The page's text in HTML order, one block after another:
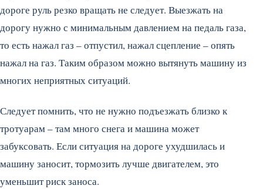
дороге руль резко вращать не следует. Выезжать на
дорогу нужно с минимальным давлением на педаль газа,
то есть нажал газ – отпустил, нажал сцепление – опять
нажал на газ. Таким образом можно вытянуть машину из
многих неприятных ситуаций.
Следует помнить, что не нужно подъезжать близко к
тротуарам – там много снега и машина может
забуксовать. Если ситуация на дороге ухудшилась и
машину заносит, тормозить лучше двигателем, это
уменьшит риск заноса.